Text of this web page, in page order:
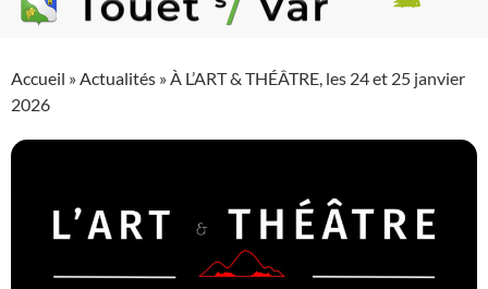
Accueil » Actualités » À L’ART & THÉÂTRE, les 24 et 25 janvier
2026